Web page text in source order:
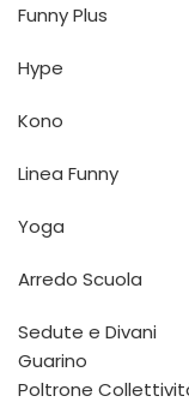
Funny Plus
Hype
Kono
Linea Funny
Yoga
Arredo Scuola
Sedute e Divani
Guarino
Poltrone